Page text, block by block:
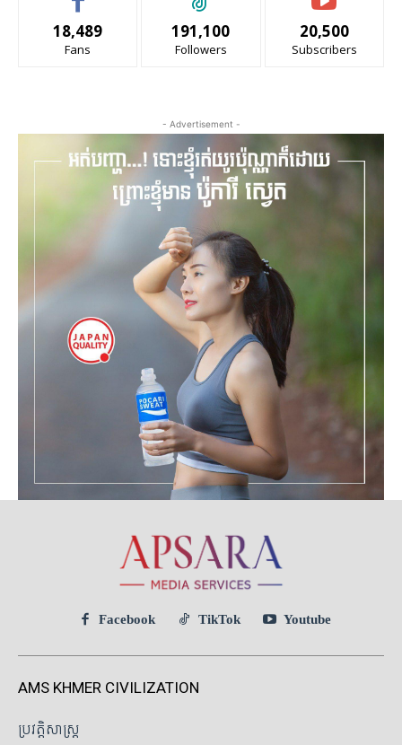
18,489
Fans
191,100
Followers
20,500
Subscribers
- Advertisement -
Facebook TikTok Youtube
AMS KHMER CIVILIZATION
ប្រវត្តិសាស្ត្រ